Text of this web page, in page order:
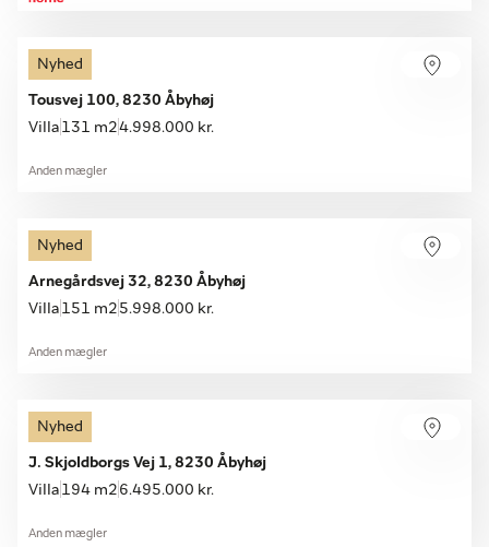
Nyhed
Tousvej 100, 8230 Åbyhøj
Villa 131 m24.998.000 kr.
Anden mægler
Nyhed
Arnegårdsvej 32, 8230 Åbyhøj
Villa 151 m2 5.998.000 kr.
Anden mægler
Nyhed
J. Skjoldborgs Vej 1, 8230 Åbyhøj
Villa 194 m2 6.495.000 kr.
Anden mægler